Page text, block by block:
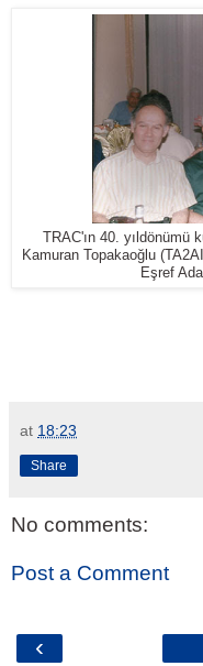
TRAC'ın 40. yıldönümü
Kamuran Topakaoğlu
Eşref
at 18:23
Share
No comments:
Post a Comment
‹